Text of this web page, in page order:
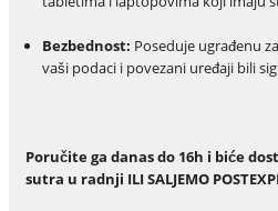
Bezbednost: Poseduje ugrađenu
vaši podaci i povezani uređaji bili
Poručite ga danas do 16h i biće
sutra u radnji ILI SALJEMO